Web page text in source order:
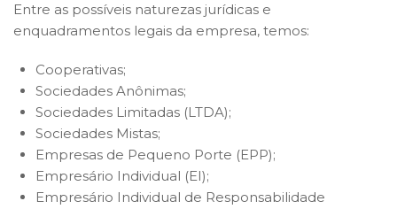
Entre as possíveis naturezas jurídicas e
enquadramentos legais da empresa, temos:
Cooperativas;
Sociedades Anônimas;
Sociedades Limitadas (LTDA);
Sociedades Mistas;
Empresas de Pequeno Porte (EPP);
Empresário Individual (EI);
Empresário Individual de Responsabilidade